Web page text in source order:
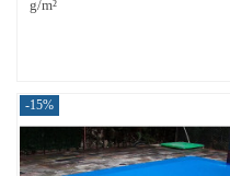
g/m²
-15%